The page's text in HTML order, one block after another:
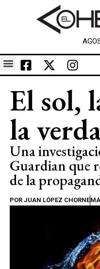
El sol,
la
Una
Guardian que
de la
POR JUAN LÓPEZ CHORNE